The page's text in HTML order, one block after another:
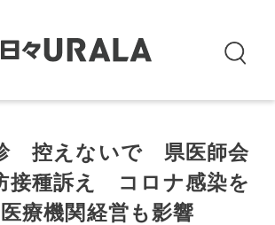
控えないで 県医師会
接種訴え コロナ感染を
療機関経営も影響